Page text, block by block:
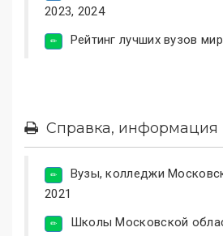
2023, 2024
Рейтинг лучших вузов
Справка, информация
Вузы, колледжи
2021
Школы Московской